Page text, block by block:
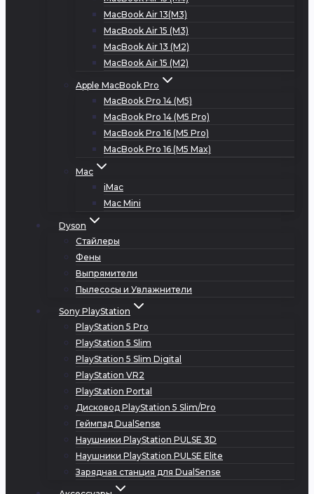
MacBook Air 13(M3)
MacBook Air 15 (M3)
MacBook Air 13 (M2)
MacBook Air 15 (M2)
Apple MacBook Pro
MacBook Pro 14 (M5)
MacBook Pro 14 (M5 Pro)
MacBook Pro 16 (M5 Pro)
MacBook Pro 16 (M5 Max)
Mac
iMac
Mac Mini
Dyson
Стайлеры
Фены
Выпрямители
Пылесосы и Увлажнители
Sony PlayStation
PlayStation 5 Pro
PlayStation 5 Slim
PlayStation 5 Slim Digital
PlayStation VR2
PlayStation Portal
Дисковод PlayStation 5 Slim/Pro
Геймпад DualSense
Наушники PlayStation PULSE 3D
Наушники PlayStation PULSE Elite
Зарядная станция для DualSense